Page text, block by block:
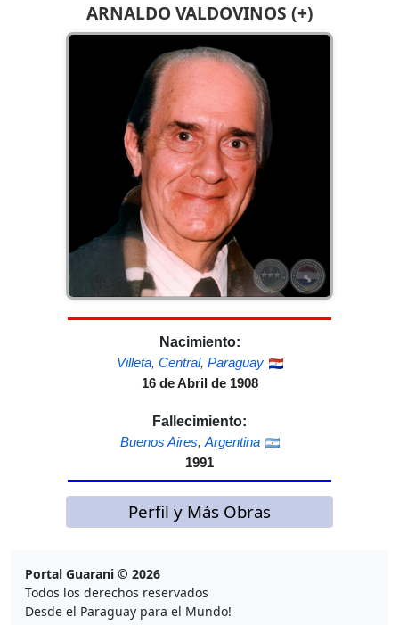
ARNALDO VALDOVINOS (+)
Nacimiento:
Villeta, Central, Paraguay
16 de Abril de 1908
Fallecimiento:
Buenos Aires, Argentina
1991
Perfil y Más Obras
Portal Guarani © 2026
Todos los derechos reservados
Desde el Paraguay para el Mundo!